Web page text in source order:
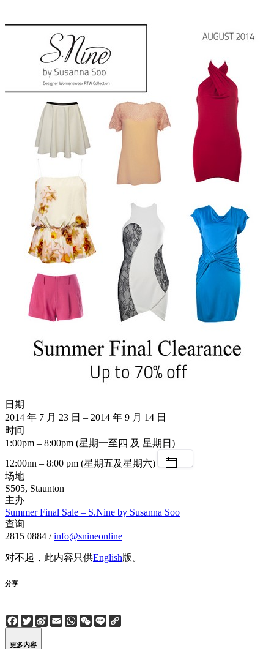
日期
2014 年 7 月 23 日 – 2014 年 9 月 14 日
时间
1:00pm – 8:00pm (星期一至四 及 星期日)
12:00nn – 8:00 pm (星期五及星期六)
场地
S505, Staunton
主办
Summer Final Sale – S.Nine by Susanna Soo
查询
2815 0884 /info@snineonline
对不起，此内容只供English版。
分享
Facebook
Twitter
Sina
Weibo
EmailWhatsApp
WeChat
Line
更多内容